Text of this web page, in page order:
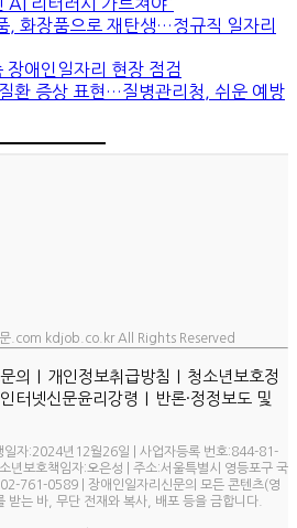
, 화장품으로 재탄생…정규직 일자리
장애인일자리 현장 점검
환 증상 표현…질병관리청, 쉬운 예방
.com kdjob.co.kr All Rights Reserved
의 ㅣ 개인정보취급방침 ㅣ 청소년보호정
인터넷신문윤리강령 ㅣ 반론·정정보도 및
일자:2024년12월26일 | 사업자등록 번호:844-81-
년보호책임자:오은성 | 주소:서울특별시 영등포구 국
761-0589 | 장애인일자리신문의 모든 콘텐츠(영
받는 바, 무단 전재와 복사, 배포 등을 금합니다.